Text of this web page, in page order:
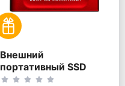
Внешний
портативный SSD
накопитель Kingston